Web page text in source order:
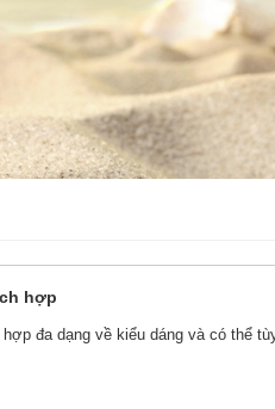
hợp
đa dạng về kiểu dáng và có thể